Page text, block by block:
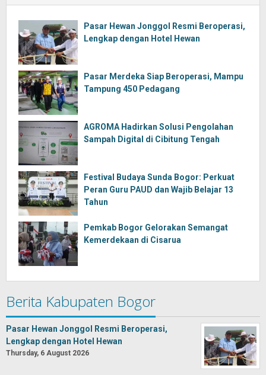
Pasar Hewan Jonggol Resmi Beroperasi,
Lengkap dengan Hotel Hewan
Pasar Merdeka Siap Beroperasi, Mampu
Tampung 450 Pedagang
AGROMA Hadirkan Solusi Pengolahan
Sampah Digital di Cibitung Tengah
Festival Budaya Sunda Bogor: Perkuat
Peran Guru PAUD dan Wajib Belajar 13
Tahun
Pemkab Bogor Gelorakan Semangat
Kemerdekaan di Cisarua
Berita Kabupaten Bogor
Pasar Hewan Jonggol Resmi Beroperasi,
Lengkap dengan Hotel Hewan
Thursday, 6 August 2026